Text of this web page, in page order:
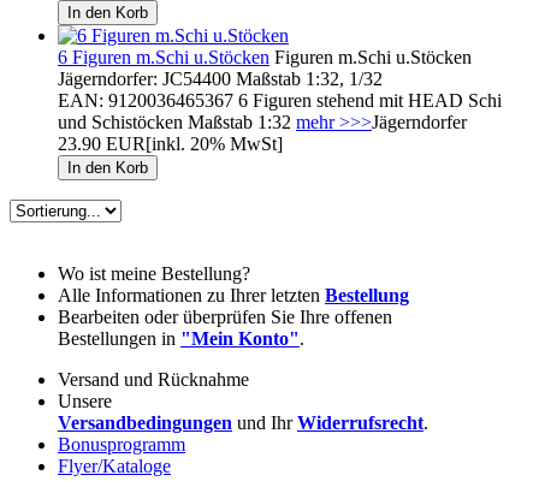
6 Figuren m.Schi u.Stöcken Figuren m.Schi u.Stöcken
Jägerndorfer: JC54400 Maßstab 1:32, 1/32
EAN: 9120036465367 6 Figuren stehend mit HEAD Schi
und Schistöcken Maßstab 1:32 mehr >>>Jägerndorfer
23.90 EUR[inkl. 20% MwSt]
Wo ist meine Bestellung?
Alle Informationen zu Ihrer letzten Bestellung
Bearbeiten oder überprüfen Sie Ihre offenen
Bestellungen in "Mein Konto".
Versand und Rücknahme
Unsere
Versandbedingungen und IhrWiderrufsrecht.
Bonusprogramm
Flyer/Kataloge